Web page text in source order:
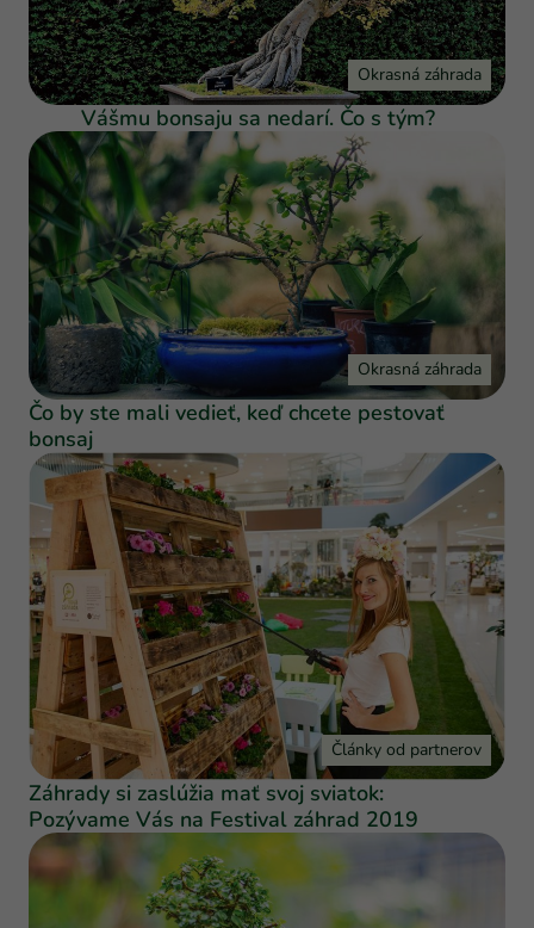
Okrasná záhrada
Vášmu bonsaju sa nedarí. Čo s tým?
Okrasná záhrada
Čo by ste mali vedieť, keď chcete pestovať
bonsaj
Články od partnerov
Záhrady si zaslúžia mať svoj sviatok:
Pozývame Vás na Festival záhrad 2019